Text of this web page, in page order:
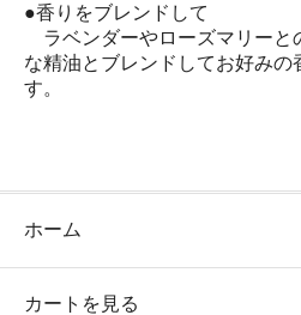
●香りをブレンドして
ラベンダーやローズマリーと
な精油とブレンドしてお好みの
す。
ホーム
カートを見る